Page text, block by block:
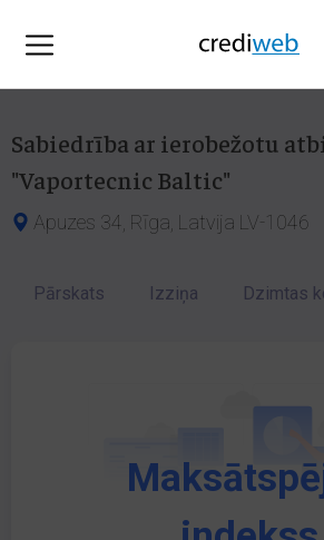
Sabiedrība ar ierobežotu
"Vaportecnic Baltic"
Apuzes 34, Rīga, Latvija LV-1046
Pārskats Izziņa Dzimtas